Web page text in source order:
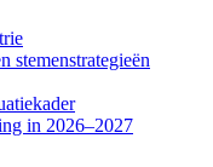
stemenstrategieën
in 2026–2027